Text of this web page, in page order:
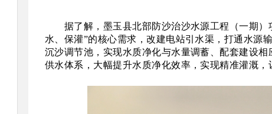
据了解，墨玉县北部防沙治沙水源工程（一期）
水、保灌”的核心需求，改建电站引水渠，打通水源
沉沙调节池，实现水质净化与水量调蓄、配套建设
供水体系，大幅提升水质净化效率，实现精准灌溉，